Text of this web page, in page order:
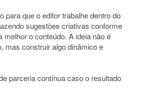
para que o editor trabalhe dentro do
sugestões criativas conforme
melhor o conteúdo. A ideia não é
mas construir algo dinâmico e
parceria contínua caso o resultado